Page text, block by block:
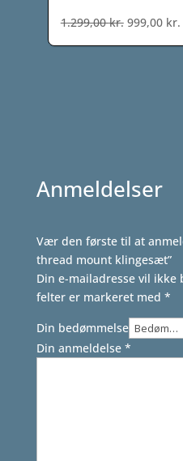
1.299,00kr. Den
999,00 kr.
Anmeldelser
Vær den første til at
thread mount klingesæt”
Din e-mailadresse vil ikke
felter er markeret med *
Din bedømmelse
Din anmeldelse *